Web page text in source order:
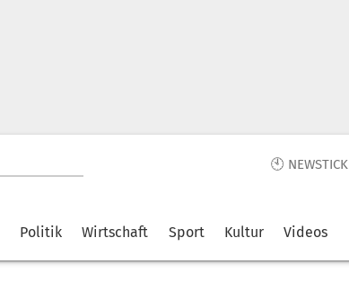
🕙
Politik Wirtschaft Sport Kultur Videos